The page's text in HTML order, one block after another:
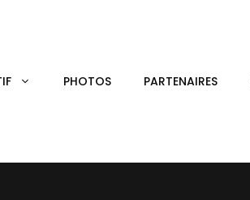
PHOTOS PARTENAIRES